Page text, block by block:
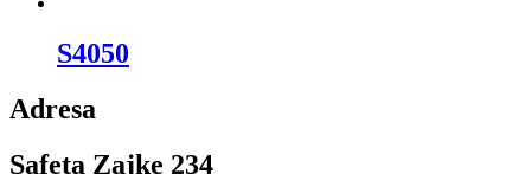
S4050
Adresa
Safeta Zajke 234